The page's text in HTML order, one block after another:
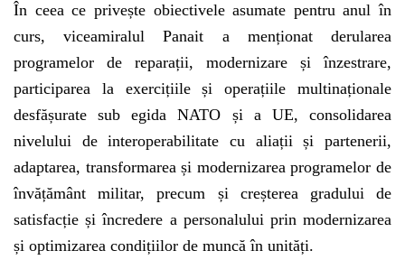
În ceea ce privește obiectivele asumate pentru anul în
curs, viceamiralul Panait a menționat derularea
programelor de reparații, modernizare și înzestrare,
participarea la exercițiile și operațiile multinaționale
desfășurate sub egida NATO și a UE, consolidarea
nivelului de interoperabilitate cu aliații și partenerii,
adaptarea, transformarea și modernizarea programelor de
învățământ militar, precum și creșterea gradului de
satisfacție și încredere a personalului prin modernizarea
și optimizarea condițiilor de muncă în unități.